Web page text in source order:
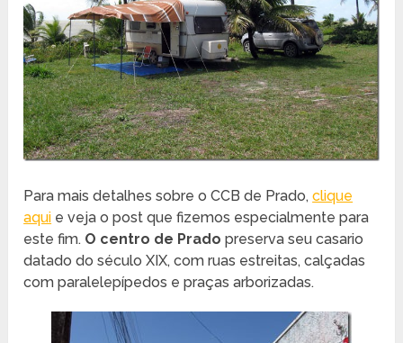
Para mais detalhes sobre o CCB de Prado,clique
aqui e veja o post que fizemos especialmente para
este fim. O centro de Prado preserva seu casario
datado do século XIX, com ruas estreitas, calçadas
com paralelepípedos e praças arborizadas.